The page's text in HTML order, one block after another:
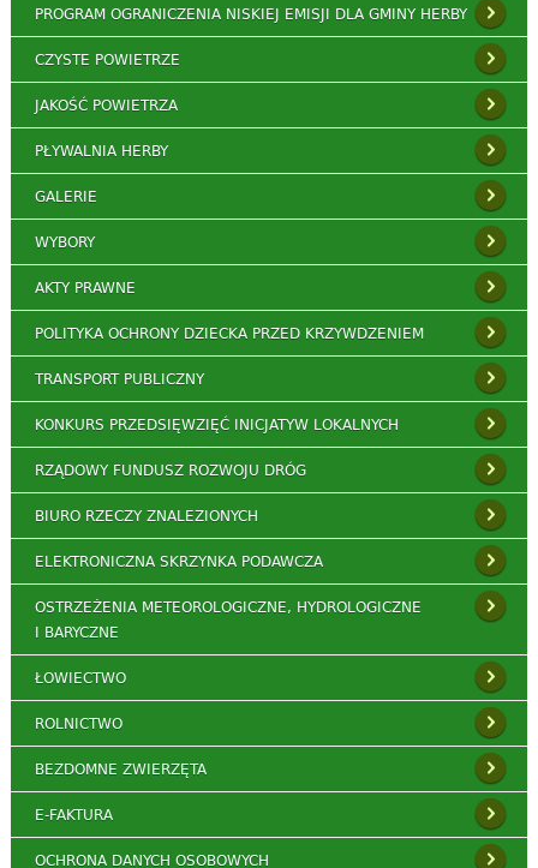
PROGRAM OGRANICZENIA NISKIEJ EMISJI DLA GMINY HERBY
CZYSTE POWIETRZE
JAKOŚĆ POWIETRZA
PŁYWALNIA HERBY
GALERIE
WYBORY
AKTY PRAWNE
POLITYKA OCHRONY DZIECKA PRZED KRZYWDZENIEM
TRANSPORT PUBLICZNY
KONKURS PRZEDSIĘWZIĘĆ INICJATYW LOKALNYCH
RZĄDOWY FUNDUSZ ROZWOJU DRÓG
BIURO RZECZY ZNALEZIONYCH
ELEKTRONICZNA SKRZYNKA PODAWCZA
OSTRZEŻENIA METEOROLOGICZNE, HYDROLOGICZNE
I BARYCZNE
ŁOWIECTWO
ROLNICTWO
BEZDOMNE ZWIERZĘTA
E-FAKTURA
OCHRONA DANYCH OSOBOWYCH